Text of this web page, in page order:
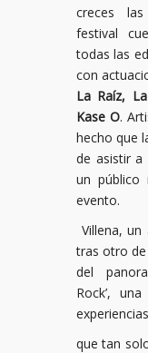
creces
festival
todas las
con
La Raíz,
Kase O.
hecho que
de asistir a
un público
evento.
Villena,
tras otro
del
Rock’,
que tan